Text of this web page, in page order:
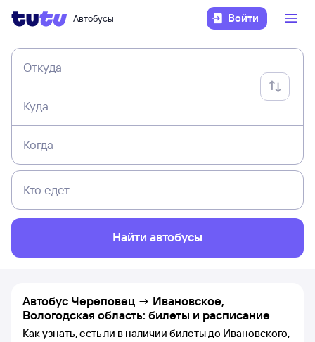
Автобусы Войти
Откуда
Куда
Когда
Кто едет
Найти автобусы
Автобус Череповец → Ивановское,
Вологодская область: билеты и расписание
Как узнать, есть ли в наличии билеты до Ивановского,